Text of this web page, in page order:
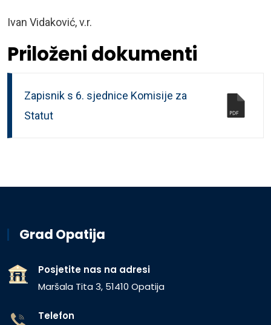
Ivan Vidaković, v.r.
Priloženi dokumenti
Zapisnik s 6. sjednice Komisije za
Statut
Grad Opatija
Posjetite nas na adresi
Maršala Tita 3, 51410 Opatija
Telefon